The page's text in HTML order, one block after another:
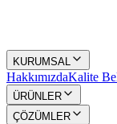
KURUMSAL
HakkımızdaKalite
ÜRÜNLER
ÇÖZÜMLER